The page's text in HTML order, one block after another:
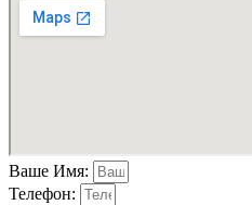
Ваше Имя:
Телефон: